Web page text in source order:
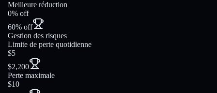
Meilleure réduction
0% off
60% off
Gestion des risques
Limite de perte quotidienne
$5
$2,200
Perte maximale
$10